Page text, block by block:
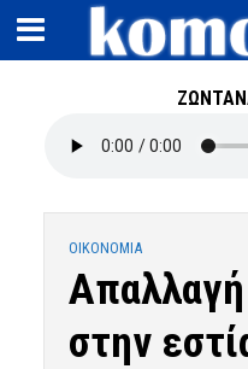
OIKONOMIA
Aπαλλαγή
στην